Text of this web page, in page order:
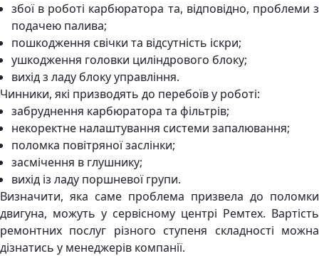
збої в роботі карбюратора та, відповідно, проблеми з
подачею палива;
пошкодження свічки та відсутність іскри;
ушкодження головки циліндрового блоку;
вихід з ладу блоку управління.
Чинники, які призводять до перебоїв у роботі:
забруднення карбюратора та фільтрів;
некоректне налаштування системи запалювання;
поломка повітряної заслінки;
засмічення в глушнику;
вихід із ладу поршневої групи.
Визначити, яка саме проблема призвела до поломки
двигуна, можуть у сервісному центрі Ремтех. Вартість
ремонтних послуг різного ступеня складності можна
дізнатись у менеджерів компанії.